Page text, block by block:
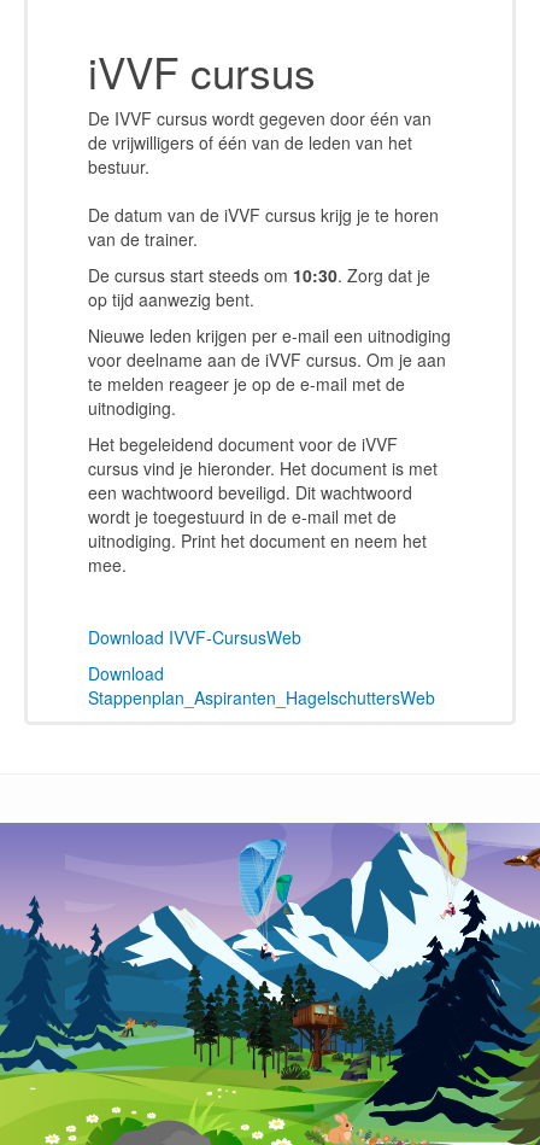
iVVF cursus
De IVVF cursus wordt gegeven door één van
de vrijwilligers of één van de leden van het
bestuur.
De datum van de iVVF cursus krijg je te horen
van de trainer.
De cursus start steeds om 10:30. Zorg dat je
op tijd aanwezig bent.
Nieuwe leden krijgen per e-mail een uitnodiging
voor deelname aan de iVVF cursus. Om je aan
te melden reageer je op de e-mail met de
uitnodiging.
Het begeleidend document voor de iVVF
cursus vind je hieronder. Het document is met
een wachtwoord beveiligd. Dit wachtwoord
wordt je toegestuurd in de e-mail met de
uitnodiging. Print het document en neem het
mee.
Download IVVF-CursusWeb
Download
Stappenplan_Aspiranten_HagelschuttersWeb